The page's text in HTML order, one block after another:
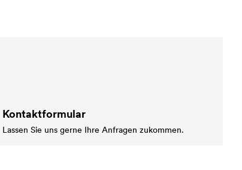
Kontaktformular
Lassen Sie uns gerne Ihre Anfragen zukommen.